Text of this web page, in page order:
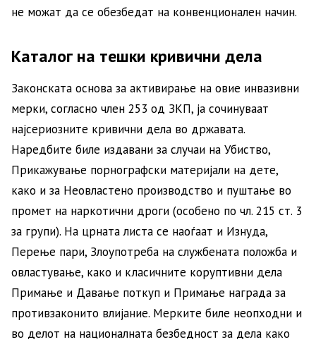
не можат да се обезбедат на конвенционален начин.
Каталог на тешки кривични дела
Законската основа за активирање на овие инвазивни
мерки, согласно член 253 од ЗКП, ја сочинуваат
најсериозните кривични дела во државата.
Наредбите биле издавани за случаи на Убиство,
Прикажување порнографски материјали на дете,
како и за Неовластено производство и пуштање во
промет на наркотични дроги (особено по чл. 215 ст. 3
за групи). На црната листа се наоѓаат и Изнуда,
Перење пари, Злоупотреба на службената положба и
овластување, како и класичните коруптивни дела
Примање и Давање поткуп и Примање награда за
противзаконито влијание. Мерките биле неопходни и
во делот на националната безбедност за дела како